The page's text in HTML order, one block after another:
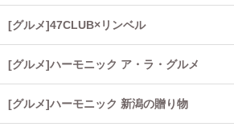
[グルメ]47CLUB×リンベル
[グルメ]ハーモニック ア・ラ・グルメ
[グルメ]ハーモニック 新潟の贈り物